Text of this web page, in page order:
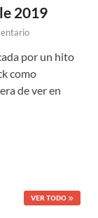
2019
por un hito
como
de ver en
VER TODO